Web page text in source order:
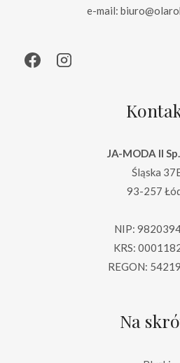
e-mail:
JA-MODA II
Śląska
93-257
NIP:
KRS:
REGON:
Na